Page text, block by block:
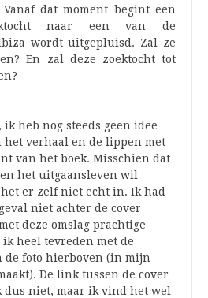
dat moment begint een
naar een van de
wordt uitgepluisd. Zal ze
En zal deze zoektocht tot
heb nog steeds geen idee
het verhaal en de lippen met
van het boek. Misschien dat
het uitgaansleven wil
er zelf niet echt in. Ik had
niet achter de cover
deze omslag prachtige
ik heel tevreden met de
de foto hierboven (in mijn
De link tussen de cover
dus niet, maar ik vind het wel